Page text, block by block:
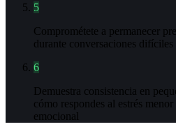
5
Comprométete a permanecer
durante conversaciones
6
Demuestra consistencia en
cómo respondes al estrés
emocional